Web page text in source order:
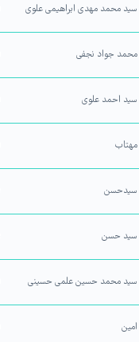
سید محمد مهدی ابراهیمی علوی
محمد جواد نجفی
سید احمد علوی
مهتاب
سیدحسن
سید حسن
سید محمد حسین علمی حسینی
امین